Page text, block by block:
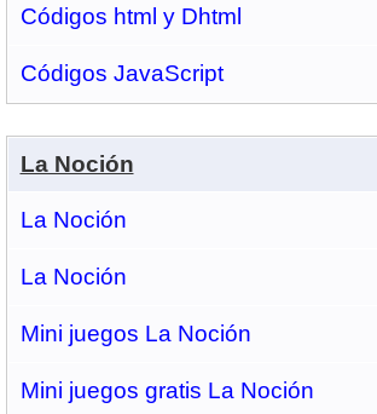
Códigos html y Dhtml
Códigos JavaScript
La Noción
La Noción
La Noción
Mini juegos La Noción
Mini juegos gratis La Noción